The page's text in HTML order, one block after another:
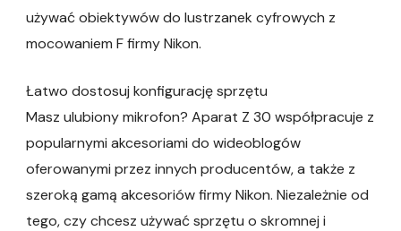
używać obiektywów do lustrzanek cyfrowych z
mocowaniem F firmy Nikon.
Łatwo dostosuj konfigurację sprzętu
Masz ulubiony mikrofon? Aparat Z 30 współpracuje z
popularnymi akcesoriami do wideoblogów
oferowanymi przez innych producentów, a także z
szeroką gamą akcesoriów firmy Nikon. Niezależnie od
tego, czy chcesz używać sprzętu o skromnej i